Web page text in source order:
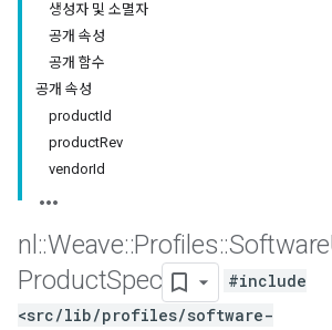
생성자 및 소멸자
공개 속성
공개 함수
공개 속성
productId
productRev
vendorId
nl ::Weave::Profiles::Software
ProductSpec
#include
<src/lib/profiles/software-